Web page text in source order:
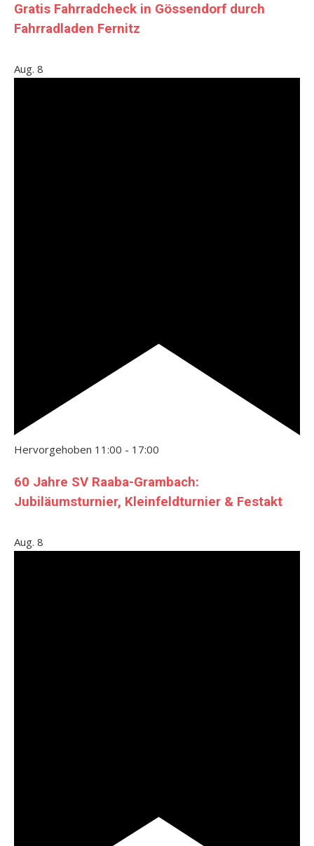
Gratis Fahrradcheck in Gössendorf durch
Fahrradladen Fernitz
Aug. 8
Hervorgehoben 11:00 - 17:00
60 Jahre SV Raaba-Grambach:
Jubiläumsturnier, Kleinfeldturnier & Festakt
Aug. 8